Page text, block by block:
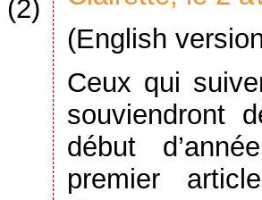
(2)
(English
Ceux qui
souviendront
début
premier